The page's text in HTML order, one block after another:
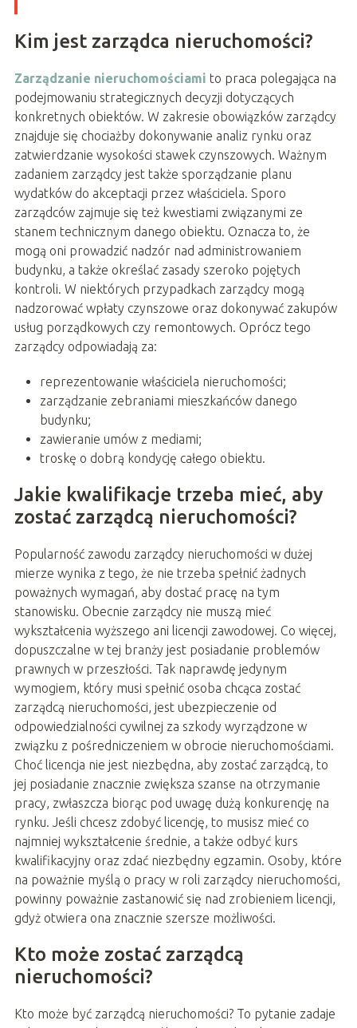
Kim jest zarządca nieruchomości?
Zarządzanie nieruchomościami to praca polegająca na
podejmowaniu strategicznych decyzji dotyczących
konkretnych obiektów. W zakresie obowiązków zarządcy
znajduje się chociażby dokonywanie analiz rynku oraz
zatwierdzanie wysokości stawek czynszowych. Ważnym
zadaniem zarządcy jest także sporządzanie planu
wydatków do akceptacji przez właściciela. Sporo
zarządców zajmuje się też kwestiami związanymi ze
stanem technicznym danego obiektu. Oznacza to, że
mogą oni prowadzić nadzór nad administrowaniem
budynku, a także określać zasady szeroko pojętych
kontroli. W niektórych przypadkach zarządcy mogą
nadzorować wpłaty czynszowe oraz dokonywać zakupów
usług porządkowych czy remontowych. Oprócz tego
zarządcy odpowiadają za:
reprezentowanie właściciela nieruchomości;
zarządzanie zebraniami mieszkańców danego
budynku;
zawieranie umów z mediami;
troskę o dobrą kondycję całego obiektu.
Jakie kwalifikacje trzeba mieć, aby
zostać zarządcą nieruchomości?
Popularność zawodu zarządcy nieruchomości w dużej
mierze wynika z tego, że nie trzeba spełnić żadnych
poważnych wymagań, aby dostać pracę na tym
stanowisku. Obecnie zarządcy nie muszą mieć
wykształcenia wyższego ani licencji zawodowej. Co więcej,
dopuszczalne w tej branży jest posiadanie problemów
prawnych w przeszłości. Tak naprawdę jedynym
wymogiem, który musi spełnić osoba chcąca zostać
zarządcą nieruchomości, jest ubezpieczenie od
odpowiedzialności cywilnej za szkody wyrządzone w
związku z pośredniczeniem w obrocie nieruchomościami.
Choć licencja nie jest niezbędna, aby zostać zarządcą, to
jej posiadanie znacznie zwiększa szanse na otrzymanie
pracy, zwłaszcza biorąc pod uwagę dużą konkurencję na
rynku. Jeśli chcesz zdobyć licencję, to musisz mieć co
najmniej wykształcenie średnie, a także odbyć kurs
kwalifikacyjny oraz zdać niezbędny egzamin. Osoby, które
na poważnie myślą o pracy w roli zarządcy nieruchomości,
powinny poważnie zastanowić się nad zrobieniem licencji,
gdyż otwiera ona znacznie szersze możliwości.
Kto może zostać zarządcą
nieruchomości?
Kto może być zarządcą nieruchomości? To pytanie zadaje